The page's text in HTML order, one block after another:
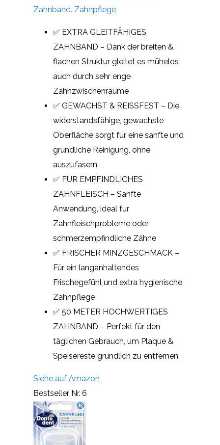
Zahnband. Zahnpflege
✅ EXTRA GLEITFÄHIGES
ZAHNBAND – Dank der breiten &
flachen Struktur gleitet es mühelos
auch durch sehr enge
Zahnzwischenräume
✅ GEWACHST & REISSFEST – Die
widerstandsfähige, gewachste
Oberfläche sorgt für eine sanfte und
gründliche Reinigung, ohne
auszufasern
✅ FÜR EMPFINDLICHES
ZAHNFLEISCH – Sanfte
Anwendung, ideal für
Zahnfleischprobleme oder
schmerzempfindliche Zähne
✅ FRISCHER MINZGESCHMACK –
Für ein langanhaltendes
Frischegefühl und extra hygienische
Zahnpflege
✅ 50 METER HOCHWERTIGES
ZAHNBAND – Perfekt für den
täglichen Gebrauch, um Plaque &
Speisereste gründlich zu entfernen
Siehe auf Amazon
Bestseller Nr. 6